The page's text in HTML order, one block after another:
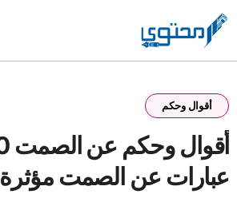
to
content
أقوال وحكم
عبارات عن الصمت مؤثرة